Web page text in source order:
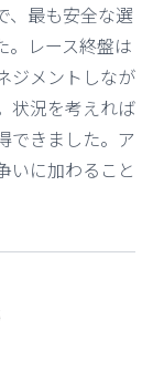
、最も安全な選
。レース終盤は
ジメントしなが
状況を考えれば
できました。ア
いに加わること